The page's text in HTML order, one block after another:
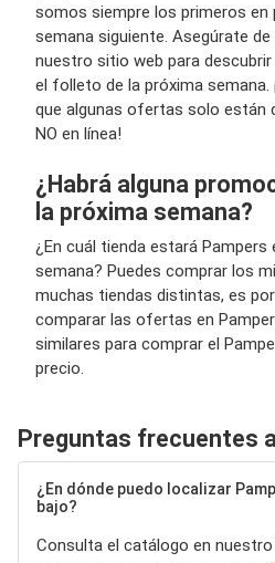
somos siempre los primeros
semana siguiente. Asegúrate
nuestro sitio web para
el folleto de la próxima semana.
que algunas ofertas solo están
NO en línea!
¿Habrá alguna
la próxima semana?
¿En cuál tienda estará Pampers
semana? Puedes comprar los
muchas tiendas distintas, es
comparar las ofertas en
similares para comprar el
precio.
Preguntas frecuentes
¿En dónde puedo localizar
bajo?
Consulta el catálogo en